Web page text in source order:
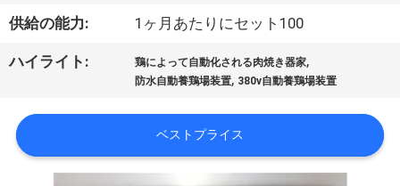
工
場
行
供給の能力: 1ヶ月あたりにセット100
ハイライト: 鶏によって自動化される肉焼き器家,
防水自動養鶏場装置, 380v自動養鶏場装置
ベストプライス